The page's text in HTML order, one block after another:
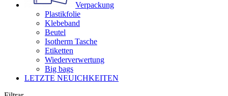
Verpackung
Plastikfolie
Klebeband
Beutel
Isotherm Tasche
Etiketten
Wiederverwertung
Big bags
LETZTE NEUICHKEITEN